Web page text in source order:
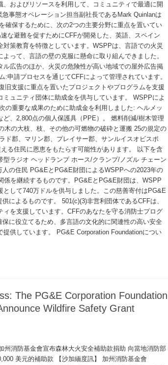
およびリソースを利用して、コミュニティで最適に開
事態オペレーション担当副社長であるMark Quinlanは
確保するために、次の2つの主要分野に重点を置いてい
な避難を促すためにCFFが開発した、英語、スペイン
策教育を特徴としています。WSPPは、言語での火災
って、言語の壁の克服に懸命に取り組んできました。
広告のほか、火災の危険性が高い地域での屋外広告掲
申請プロセスを通じてCFFによって管理されています。
旧支援に重点を置いたプロジェクトやプログラムを支援
ュニティ団体に助成金を供与しています。 WSPPによ
の重要な成果のために助成金を利用しました: ヘルメッ
ど、2,800点の個人保護具（PPE）。 燃料削減/樹木管理
木の大枝、枝、その他の可燃物の破砕と運搬 25の規定の
ド郡、マリン郡、プレイサー郡、サンルイスオビスポ
る住民に恩恵をもたらす可能性があります。 以下を含
ラジオ ヘッドランプ ホース/クランプ/ノズル チェーン
の住民 PG&EとPG&E財団によるWSPPへの2023年の
係を継続するものです。PG&EとPG&E財団は、WSPP
して740万ドルを供与しました。この慈善寄付はPG&E
によるものです。 501(c)(3)非営利団体であるCFFは、
を支援しています。CFFのあなたを守る消防士プログ
に役立てるため、多言語の文化的に関連性の高い安全
供しています。 PG&E Corporation Foundationについ
The PG&E Corporation Foundation
Wildfire Safety Grant
消防基金會宣布森林大火安全補助款捐助 向當地消防部
美元的補助款 【沙加緬度訊】 加州消防基金會